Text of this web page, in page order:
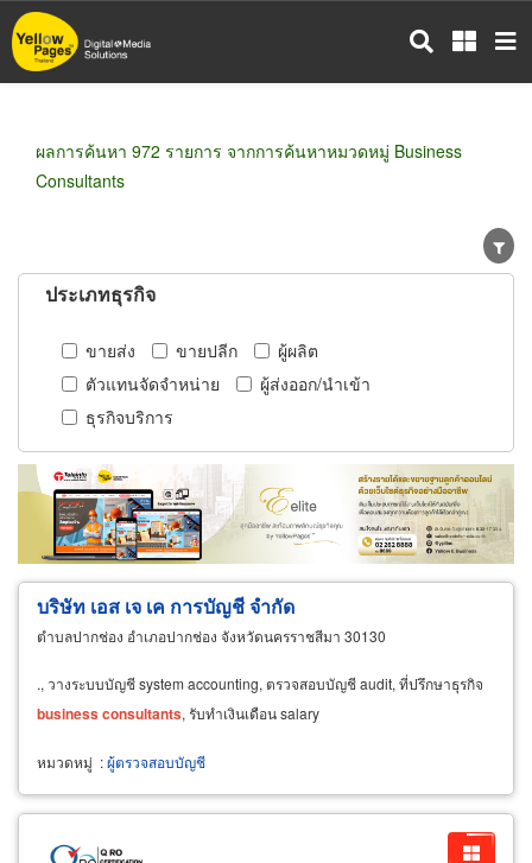
ข้าม
ไป
ผลการค้นหา 972 รายการ จากการค้นหาหมวดหมู่ Business
Consultants
ประเภทธุรกิจ
ขายส่ง ขายปลีก
ผู้ผลิต
ตัวแทนจัดจำหน่าย
ผู้ส่งออก/นำเข้า
ธุรกิจบริการ
บริษัท เอส เจ เค การบัญชี จำกัด
ตำบลปากช่อง อำเภอปากช่อง จังหวัดนครราชสีมา 30130
., วางระบบบัญชี system accounting, ตรวจสอบบัญชี audit, ที่ปรึกษาธุรกิจ
businessconsultants, รับทำเงินเดือน salary
หมวดหมู่ :ผู้ตรวจสอบบัญชี